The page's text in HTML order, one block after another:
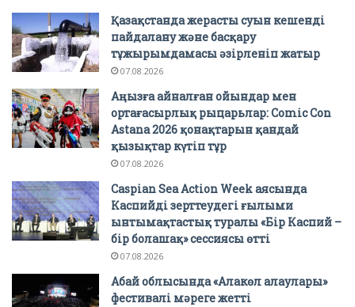
Қазақстанда жерасты суын кешенді
пайдалану және басқару
тұжырымдамасы әзірленіп жатыр
07.08.2026
Аңызға айналған ойындар мен
ортағасырлық рыцарьлар: Comic Con
Astana 2026 қонақтарын қандай
қызықтар күтіп тұр
07.08.2026
Caspian Sea Action Week аясында
Каспийді зерттеудегі ғылыми
ынтымақтастық туралы «Бір Каспий –
бір болашақ» сессиясы өтті
07.08.2026
Абай облысында «Алакөл алаулары»
фестивалі мәреге жетті